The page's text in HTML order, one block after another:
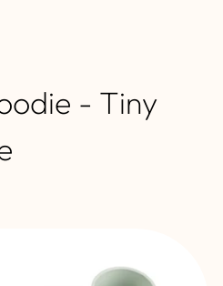
- Tiny